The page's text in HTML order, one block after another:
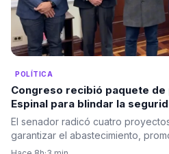
POLÍTICA
Congreso recibió paquete
Espinal para blindar la
El senador radicó cuatro
garantizar el abastecimiento,